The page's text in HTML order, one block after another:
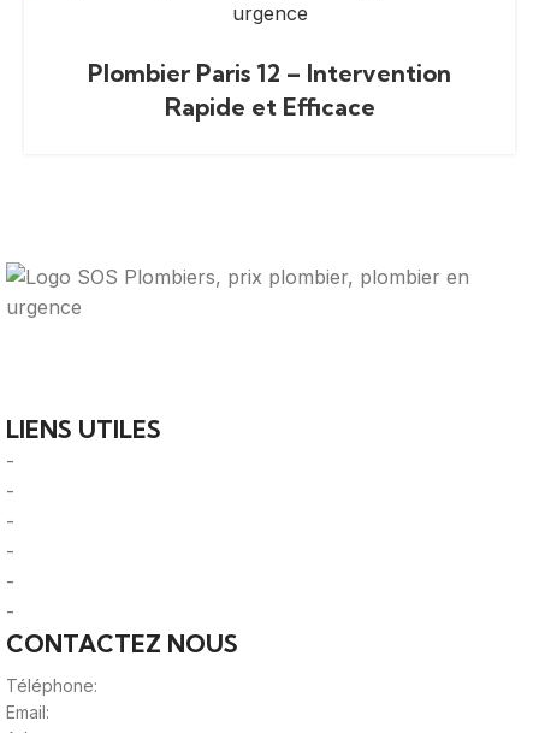
Plombier Paris 12 – Intervention
Rapide et Efficace
LIENS UTILES
-
-
-
-
-
-
CONTACTEZ NOUS
Téléphone:
Email: